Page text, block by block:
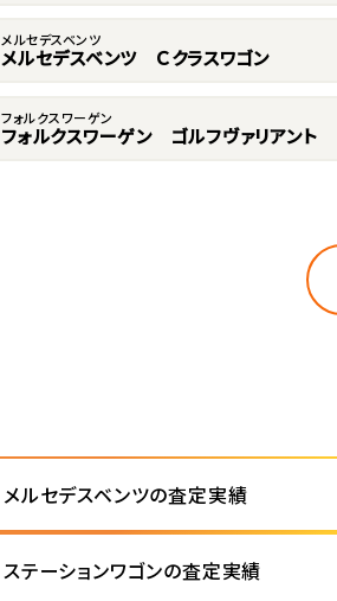
メルセデスベンツ
メルセデスベンツ Ｃクラスワゴン
フォルクスワーゲン
フォルクスワーゲン ゴルフヴァリアント
メルセデスベンツの査定実績
ステーションワゴンの査定実績